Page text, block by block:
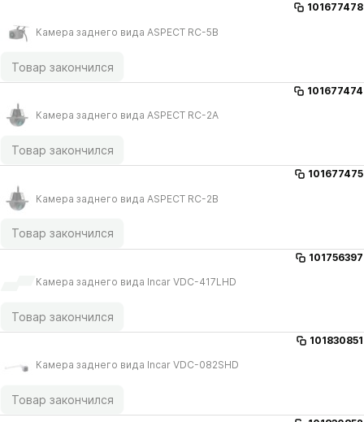
101677478
Камера заднего вида ASPECT RC-5B
Товар закончился
101677474
Камера заднего вида ASPECT RC-2A
Товар закончился
101677475
Камера заднего вида ASPECT RC-2B
Товар закончился
101756397
Камера заднего вида Incar VDC-417LHD
Товар закончился
101830851
Камера заднего вида Incar VDC-082SHD
Товар закончился